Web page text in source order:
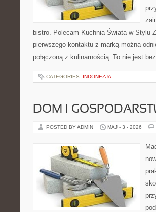
bistro. Polecam Kuchnia Świata w Stylu
pierwszego kontaktu z marką można
połączoną z kulinarnością. To nie jest
CATEGORIES: INDONEZJA
DOM I
POSTED BY ADMIN MAJ - 3 - 2026